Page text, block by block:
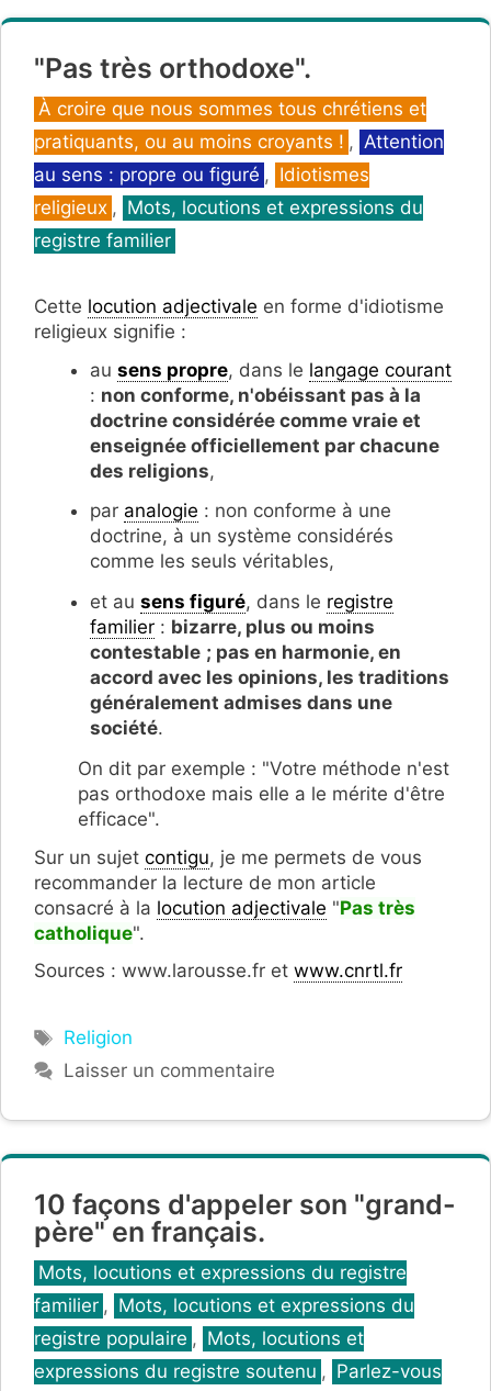
"Pas très orthodoxe".
Catégories
À croire que nous sommes tous chrétiens et
pratiquants, ou au moins croyants ! , Attention
au sens : propre ou figuré , Idiotismes
religieux , Mots, locutions et expressions du
registre familier
Cette locution adjectivale en forme d'idiotisme
religieux signifie :
au sens propre, dans le langage courant
: non conforme, n'obéissant pas à la
doctrine considérée comme vraie et
enseignée officiellement par chacune
des religions,
par analogie : non conforme à une
doctrine, à un système considérés
comme les seuls véritables,
et au sens figuré, dans le registre
familier : bizarre, plus ou moins
contestable ; pas en harmonie, en
accord avec les opinions, les traditions
généralement admises dans une
société.
On dit par exemple : "Votre méthode n'est
pas orthodoxe mais elle a le mérite d'être
efficace".
Sur un sujet contigu, je me permets de vous
recommander la lecture de mon article
consacré à la locution adjectivale "Pas très
catholique".
Sources : www.larousse.fr et www.cnrtl.fr
Étiquettes
Religion
Laisser un commentaire
10 façons d'appeler son "grand-
père" en français.
Catégories
Mots, locutions et expressions du registre
familier , Mots, locutions et expressions du
registre populaire , Mots, locutions et
expressions du registre soutenu , Parlez-vous